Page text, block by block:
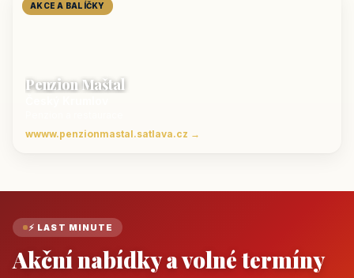
AKCE A BALÍČKY
Penzion Maštal
wwww.penzionmastal.satlava.cz →
⚡ LAST MINUTE
Akční nabídky a volné termíny